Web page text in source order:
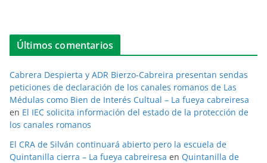
Últimos comentarios
Cabrera Despierta y ADR Bierzo-Cabreira presentan sendas
peticiones de declaración de los canales romanos de Las
Médulas como Bien de Interés Cultual – La fueya cabreiresa
en El IEC solicita información del estado de la protección de
los canales romanos
El CRA de Silván continuará abierto pero la escuela de
Quintanilla cierra – La fueya cabreiresa en Quintanilla de